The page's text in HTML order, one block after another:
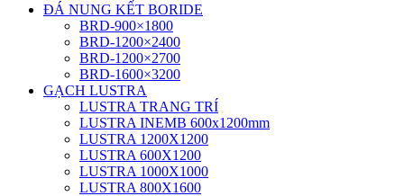
ĐÁ NUNG KẾT BORIDE
BRD-900×1800
BRD-1200×2400
BRD-1200×2700
BRD-1600×3200
GẠCH LUSTRA
LUSTRA TRANG TRÍ
LUSTRA INEMB 600x1200mm
LUSTRA 1200X1200
LUSTRA 600X1200
LUSTRA 1000X1000
LUSTRA 800X1600